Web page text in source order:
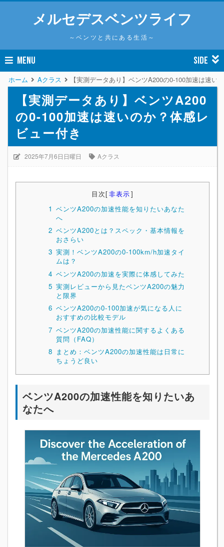
メルセデスベンツライフ
～ベンツと共にある生活～
MENU SIDE
ホーム Aクラス 【実測データあり】ベンツA200の0-100加速は速い
【実測データあり】ベンツA200
の0-100加速は速いのか？体感レ
ビュー付き
2025年7月6日日曜日 Aクラス
目次[非表示]
1 ベンツA200の加速性能を知りたいあなた
へ
2 ベンツA200とは？スペック・基本情報を
おさらい
3 実測！ベンツA200の0-100km/h加速タイ
ムは？
4 ベンツA200の加速を実際に体感してみた
5 実測レビューから見たベンツA200の魅力
と限界
6 ベンツA200の0-100加速が気になる人に
おすすめの比較モデル
7 ベンツA200の加速性能に関するよくある
質問（FAQ）
8 まとめ：ベンツA200の加速性能は日常に
ちょうど良い
ベンツA200の加速性能を知りたいあ
なたへ